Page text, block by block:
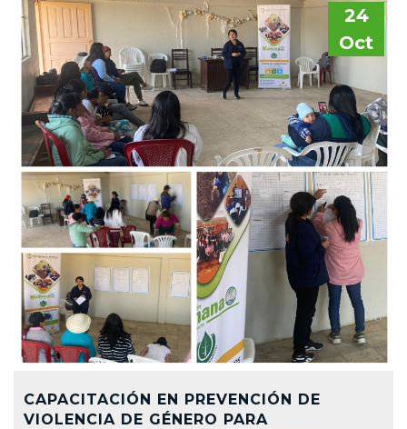
24
Oct
CAPACITACIÓN EN PREVENCIÓN DE
VIOLENCIA DE GÉNERO PARA